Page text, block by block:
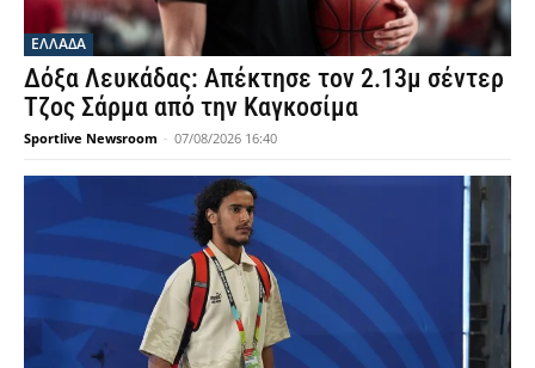
ΕΛΛΑΔΑ
Δόξα Λευκάδας: Απέκτησε τον 2.13μ σέντερ
Τζος Σάρμα από την Καγκοσίμα
Sportlive Newsroom - 07/08/2026 16:40